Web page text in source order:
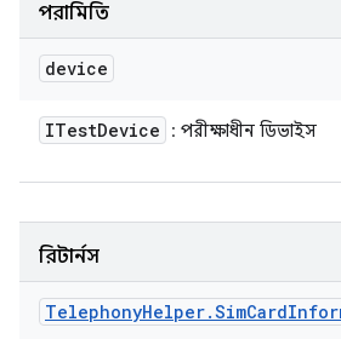
পরামিতি
device
ITestDevice : পরীক্ষাধীন ডিভাইস
রিটার্নস
TelephonyHelper.SimCard